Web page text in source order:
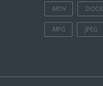
.MOV .DOCX
.MPG .JPEG